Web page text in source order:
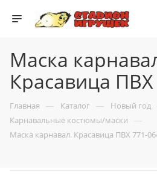
Маска
Красавица ПВХ
Главная — Каталог — Новый год
Карнавальные костюмы/маски —
Маска карнавал. Красавица ПВХ 771-